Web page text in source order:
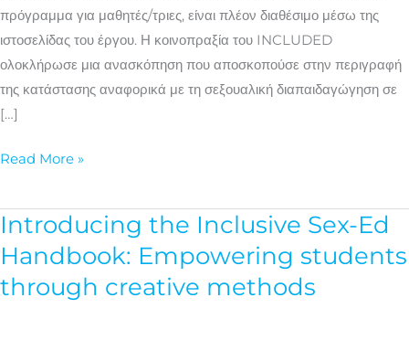
πρόγραμμα για μαθητές/τριες, είναι πλέον διαθέσιμο μέσω της
ιστοσελίδας του έργου. Η κοινοπραξία του INCLUDED
ολοκλήρωσε μια ανασκόπηση που αποσκοπούσε στην περιγραφή
της κατάστασης αναφορικά με τη σεξουαλική διαπαιδαγώγηση σε
[…]
Read More »
Introducing the Inclusive Sex-Ed
Handbook: Empowering students
through creative methods
Introducing
the
Inclusive
Sex-